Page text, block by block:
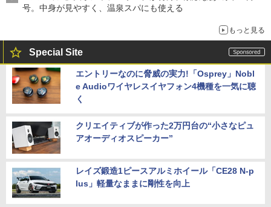
号。中身が見やすく、温泉スパにも使える
もっと見る
Special Site
エントリーなのに脅威の実力!「Osprey」Nobl
e Audioワイヤレスイヤフォン4機種を一気に聴
く
クリエイティブが作った2万円台の“小さなピュ
アオーディオスピーカー”
レイズ鍛造1ピースアルミホイール「CE28 N-p
lus」軽量なままに剛性を向上